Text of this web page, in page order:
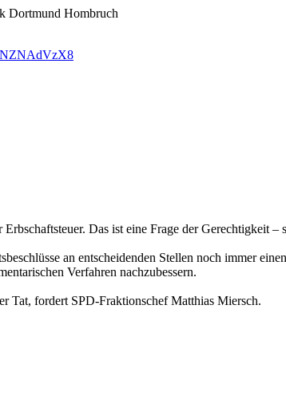
Dortmund Hombruch
Das ist eine Frage der Gerechtigkeit
an entscheidenden Stellen noch immer
Verfahren nachzubessern.
Tat, fordert SPD-Fraktionschef Matthias Miersch.